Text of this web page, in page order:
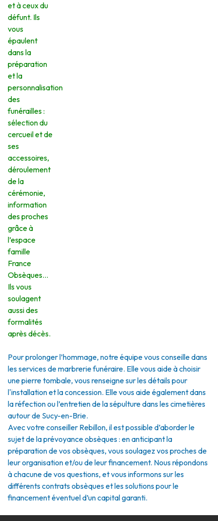
et à ceux du
défunt. Ils
vous
épaulent
dans la
préparation
et la
personnalisation
des
funérailles :
sélection du
cercueil et de
ses
accessoires,
déroulement
de la
cérémonie,
information
des proches
grâce à
l’espace
famille
France
Obsèques…
Ils vous
soulagent
aussi des
formalités
après décès.
Pour prolonger l’hommage, notre équipe vous conseille dans
les services de marbrerie funéraire. Elle vous aide à choisir
une pierre tombale, vous renseigne sur les détails pour
l'installation et la concession. Elle vous aide également dans
la réfection ou l’entretien de la sépulture dans les cimetières
autour de Sucy-en-Brie.
Avec votre conseiller Rebillon, il est possible d’aborder le
sujet de la prévoyance obsèques : en anticipant la
préparation de vos obsèques, vous soulagez vos proches de
leur organisation et/ou de leur financement. Nous répondons
à chacune de vos questions, et vous informons sur les
différents contrats obsèques et les solutions pour le
financement éventuel d’un capital garanti.